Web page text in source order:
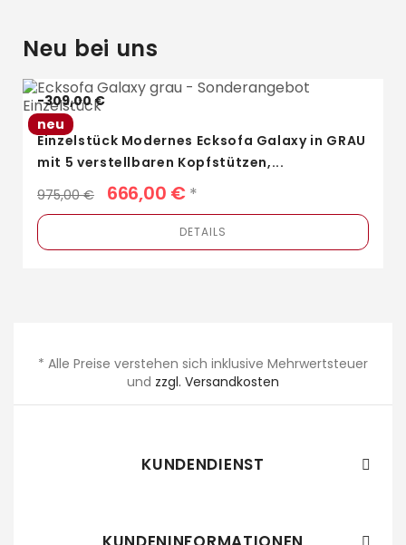
Neu bei uns
-309,00 €
neu
Einzelstück Modernes Ecksofa Galaxy in GRAU
mit 5 verstellbaren Kopfstützen,...
975,00 €
666,00 € *
DETAILS
* Alle Preise verstehen sich inklusive Mehrwertsteuer
und zzgl. Versandkosten
KUNDENDIENST 